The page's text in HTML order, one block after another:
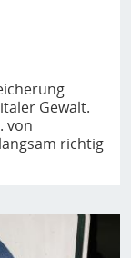
Gewalt.
von
richtig